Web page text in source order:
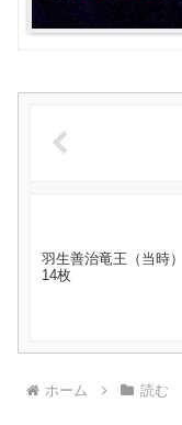
羽生善治竜王（当時
14枚
ホーム 読む